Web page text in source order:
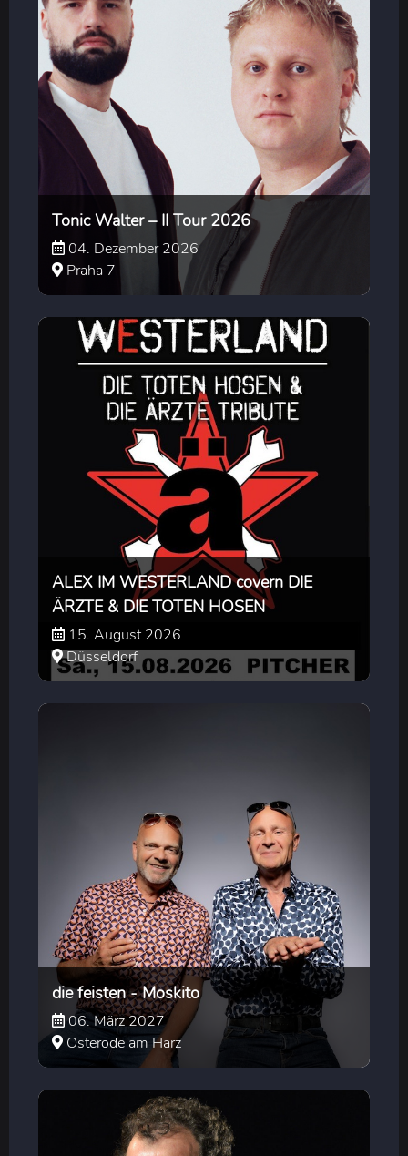
Tonic Walter – II Tour 2026
04. Dezember 2026
Praha 7
ALEX IM WESTERLAND covern DIE
ÄRZTE & DIE TOTEN HOSEN
15. August 2026
Düsseldorf
die feisten - Moskito
06. März 2027
Osterode am Harz